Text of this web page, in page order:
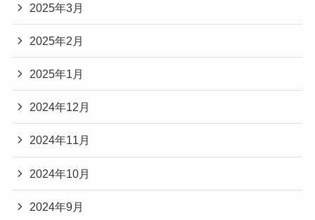
2025年3月
2025年2月
2025年1月
2024年12月
2024年11月
2024年10月
2024年9月